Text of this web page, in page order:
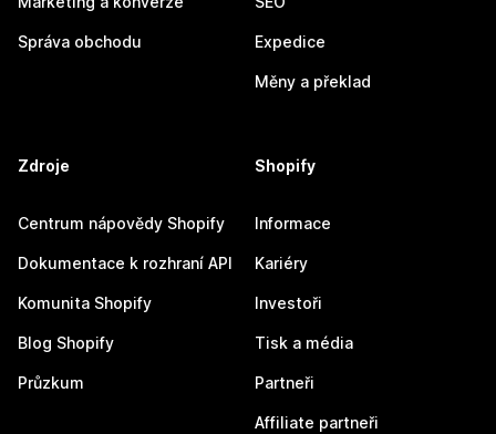
Správa obchodu Expedice
Měny a překlad
Zdroje
Centrum nápovědy Shopify
Dokumentace k rozhraní API
Komunita Shopify
Blog Shopify
Průzkum
Shopify
Informace
Kariéry
Investoři
Tisk a média
Partneři
Affiliate partneři